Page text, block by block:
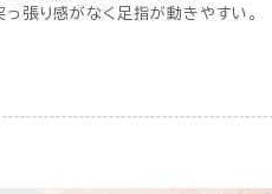
張り感がなく足指が動きやすい。